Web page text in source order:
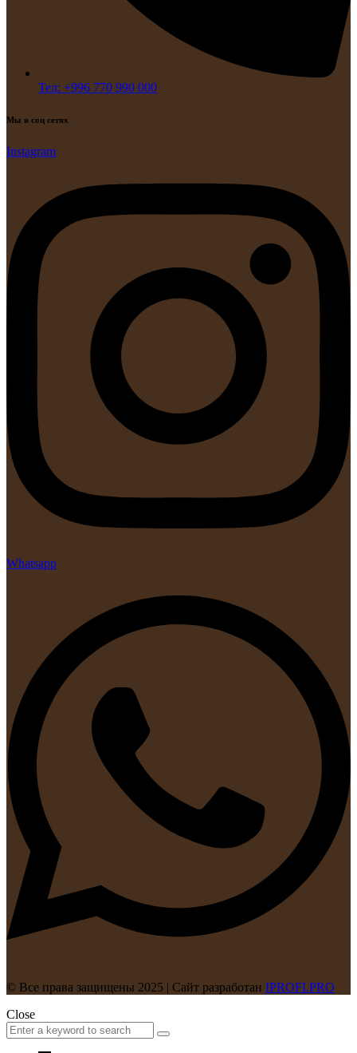
Тел: +996 770 990 000
Мы в соц сетях
Instagram
Whatsapp
© Все права защищены 2025 | Сайт разработан IPROFI.PRO
Close
Search
for:
Search